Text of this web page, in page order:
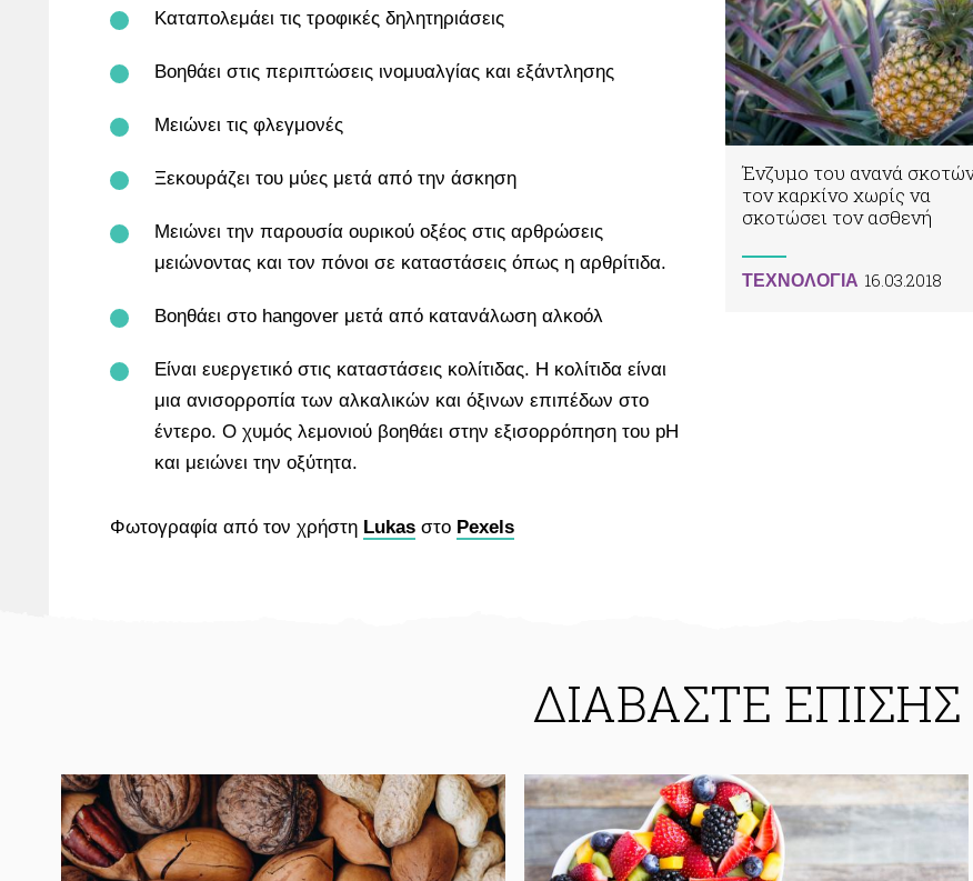
Καταπολεμάει τις τροφικές δηλητηριάσεις
Βοηθάει στις περιπτώσεις ινομυαλγίας και εξάντλησης
Μειώνει τις φλεγμονές
Ξεκουράζει του μύες μετά από την άσκηση
Μειώνει την παρουσία ουρικού οξέος στις αρθρώσεις
μειώνοντας και τον πόνοι σε καταστάσεις όπως η αρθρίτιδα.
Βοηθάει στο hangover μετά από κατανάλωση αλκοόλ
Είναι ευεργετικό στις καταστάσεις κολίτιδας. Η κολίτιδα είναι
μια ανισορροπία των αλκαλικών και όξινων επιπέδων στο
έντερο. Ο χυμός λεμονιού βοηθάει στην εξισορρόπηση του pH
και μειώνει την οξύτητα.
Φωτογραφία από τον χρήστη Lukas στο Pexels
Ένζυμο του ανανά
τον καρκίνο χωρίς να
σκοτώσει τον ασθενή
ΤΕΧΝΟΛΟΓΙΑ 16.03.2018
ΔΙΑΒΑΣΤΕ ΕΠΙΣΗΣ